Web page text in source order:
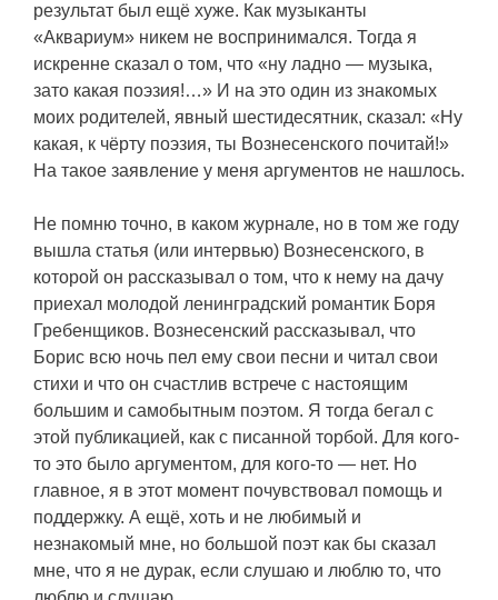
результат был ещё хуже. Как музыканты
«Аквариум» никем не воспринимался. Тогда я
искренне сказал о том, что «ну ладно — музыка,
зато какая поэзия!…» И на это один из знакомых
моих родителей, явный шестидесятник, сказал: «Ну
какая, к чёрту поэзия, ты Вознесенского почитай!»
На такое заявление у меня аргументов не нашлось.
Не помню точно, в каком журнале, но в том же году
вышла статья (или интервью) Вознесенского, в
которой он рассказывал о том, что к нему на дачу
приехал молодой ленинградский романтик Боря
Гребенщиков. Вознесенский рассказывал, что
Борис всю ночь пел ему свои песни и читал свои
стихи и что он счастлив встрече с настоящим
большим и самобытным поэтом. Я тогда бегал с
этой публикацией, как с писанной торбой. Для кого-
то это было аргументом, для кого-то — нет. Но
главное, я в этот момент почувствовал помощь и
поддержку. А ещё, хоть и не любимый и
незнакомый мне, но большой поэт как бы сказал
мне, что я не дурак, если слушаю и люблю то, что